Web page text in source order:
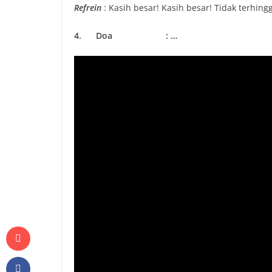
Refrein : Kasih besar! Kasih besar! Tidak
4. Doa : …